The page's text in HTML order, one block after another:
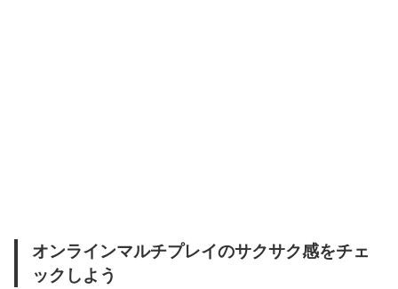
オンラインマルチプレイのサクサク感をチェ
ックしよう